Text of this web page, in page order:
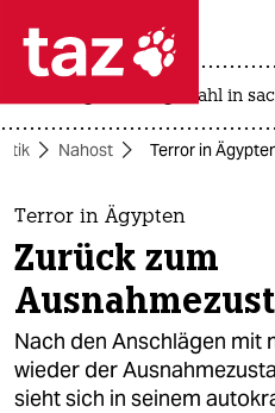
 taz zahl
taz zahl ich
themen
politik
öko
gesellschaft
landtagswahl in
Nahost Terror in
Terror in Ägypten
Zurück zum
Nach den Anschlägen mit
wieder der
sieht sich in seinem